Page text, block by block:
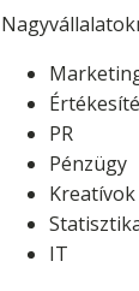
PR
Pénzügy
Kreatívok
IT